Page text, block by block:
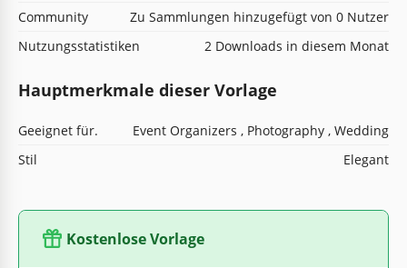
Community
Zu Sammlungen hinzugefügt von 0 Nutzer
Nutzungsstatistiken
2 Downloads in diesem Monat
Hauptmerkmale dieser Vorlage
Geeignet für.
Event Organizers , Photography , Wedding
Stil
Elegant
Kostenlose Vorlage